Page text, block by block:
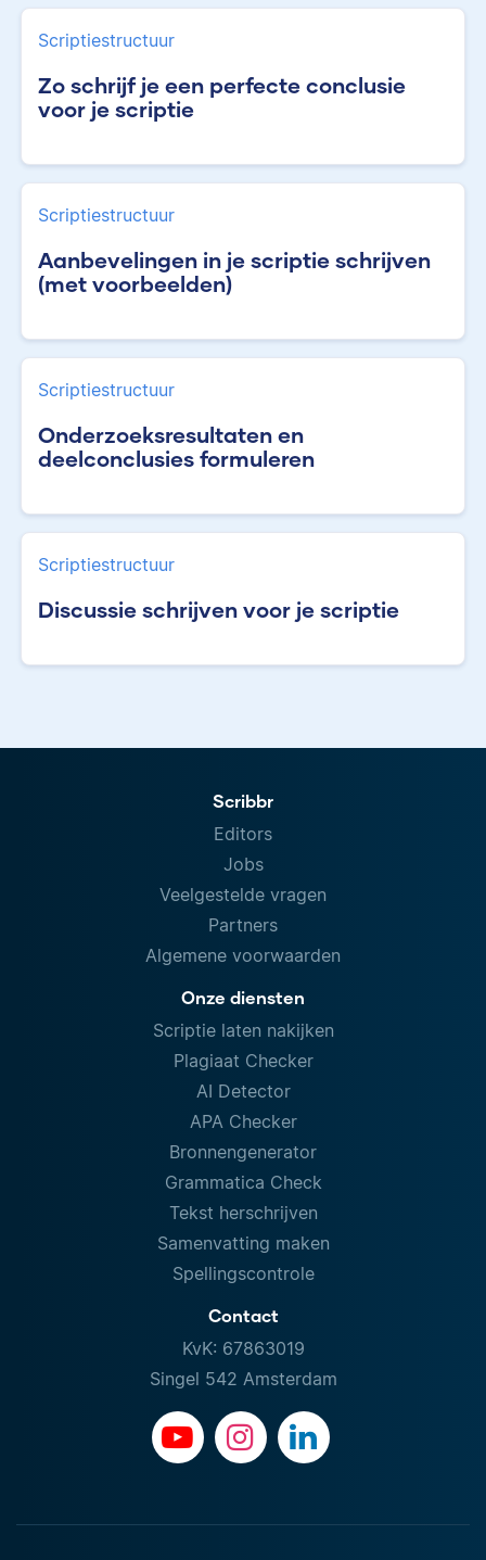
Scriptiestructuur
Zo schrijf je een perfecte conclusie
voor je scriptie
Scriptiestructuur
Aanbevelingen in je scriptie schrijven
(met voorbeelden)
Scriptiestructuur
Onderzoeksresultaten en
deelconclusies formuleren
Scriptiestructuur
Discussie schrijven voor je scriptie
Scribbr
Editors
Jobs
Veelgestelde vragen
Partners
Algemene voorwaarden
Onze diensten
Scriptie laten nakijken
Plagiaat Checker
AI Detector
APA Checker
Bronnengenerator
Grammatica Check
Tekst herschrijven
Samenvatting maken
Spellingscontrole
Contact
KvK: 67863019
Singel 542 Amsterdam